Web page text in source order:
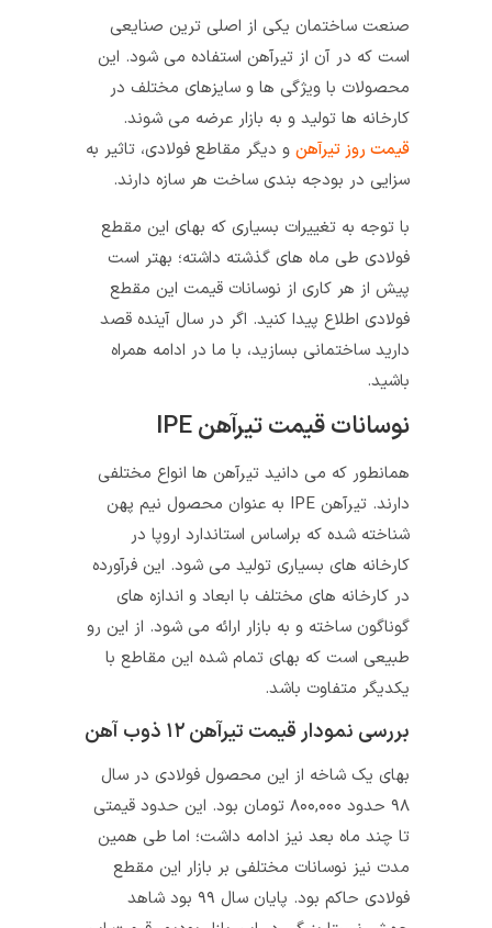
صنعت ساختمان یکی از اصلی‌ ترین صنایعی
است که در آن از تیرآهن استفاده می‌ شود. این
محصولات با ویژگی‌ ها و سایزهای مختلف در
کارخانه‌ ها تولید و به بازار عرضه می‌ شوند.
قیمت روز تیرآهن و دیگر مقاطع فولادی، تاثیر به
سزایی در بودجه بندی ساخت هر سازه دارند.
با توجه به تغییرات بسیاری که بهای این مقطع
فولادی طی ماه‌ های گذشته داشته؛ بهتر است
پیش از هر کاری از نوسانات قیمت این مقطع
فولادی اطلاع پیدا کنید. اگر در سال آینده قصد
دارید ساختمانی بسازید، با ما در ادامه همراه
نوسانات قیمت تیرآهن IPE
همانطور که می‌ دانید تیرآهن‌ ها انواع مختلفی
دارند. تیرآهن IPE به عنوان محصول نیم پهن
شناخته شده که براساس استاندارد اروپا در
کارخانه‌ های بسیاری تولید می‌ شود. این فرآورده
در کارخانه‌ های مختلف با ابعاد و اندازه‌ های
گوناگون ساخته و به بازار ارائه می‌ شود. از این رو
طبیعی است که بهای تمام شده این مقاطع با
یکدیگر متفاوت باشد.
بررسی نمودار قیمت تیرآهن ۱۲ ذوب آهن
بهای یک شاخه از این محصول فولادی در سال
۹۸ حدود ۸۰۰,۰۰۰ تومان بود. این حدود قیمتی
تا چند ماه بعد نیز ادامه داشت؛ اما طی همین
مدت نیز نوسانات مختلفی بر بازار این مقطع
فولادی حاکم بود. پایان سال ۹۹ بود شاهد